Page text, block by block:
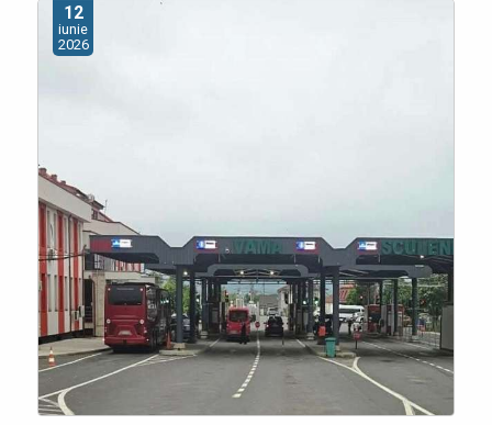
12
iunie
2026